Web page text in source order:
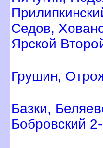
Седов,
Ярской
Грушин,
Базки,
Бобровский